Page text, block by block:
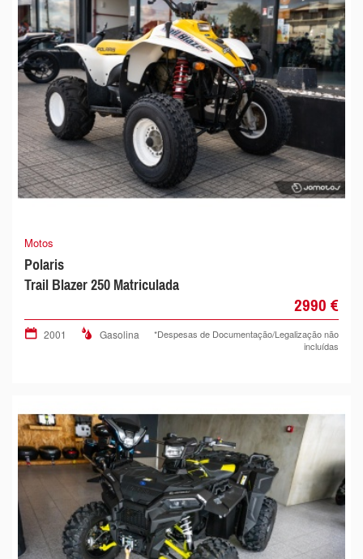
Motos
Polaris
Trail Blazer 250 Matriculada
2990 €
2001 Gasolina
*Despesas de Documentação/Legalização não
incluídas